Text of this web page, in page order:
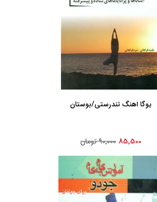
یوگا اهنگ تندرستی/بوستان
85,500 90,000 تومان